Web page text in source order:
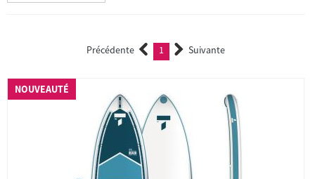
Précédente 1 (current)Suivante
NOUVEAUTÉ